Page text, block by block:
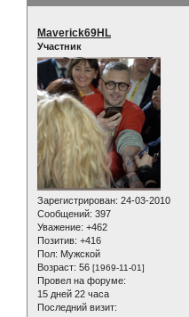
Maverick69HL
Участник
Зарегистрирован: 24-03-2010
Сообщений: 397
Уважение: +462
Позитив: +416
Пол: Мужской
Возраст: 56 [1969-11-01]
Провел на форуме:
15 дней 22 часа
Последний визит: